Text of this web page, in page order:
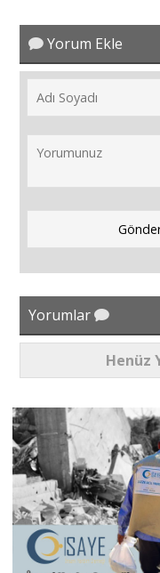
Yorum Ekle
Yorumlar
Henüz